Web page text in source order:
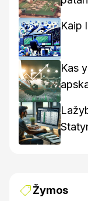
Kaip
Kas
Žymos